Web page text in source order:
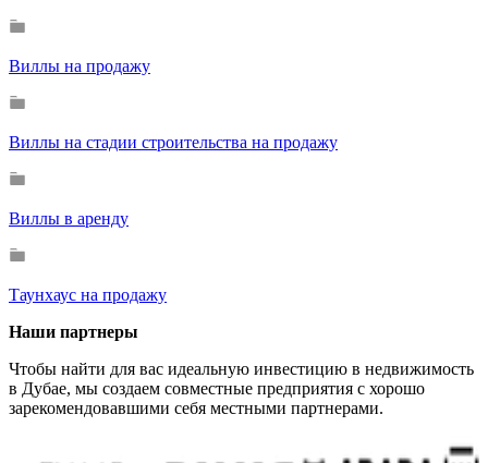
Виллы на продажу
Виллы на стадии строительства на продажу
Виллы в аренду
Таунхаус на продажу
Наши партнеры
Чтобы найти для вас идеальную инвестицию в недвижимость
в Дубае, мы создаем совместные предприятия с хорошо
зарекомендовавшими себя местными партнерами.